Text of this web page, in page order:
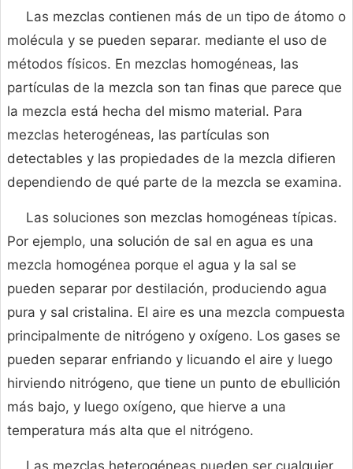
Las mezclas contienen más de un tipo de átomo o
molécula y se pueden separar. mediante el uso de
métodos físicos. En mezclas homogéneas, las
partículas de la mezcla son tan finas que parece que
la mezcla está hecha del mismo material. Para
mezclas heterogéneas, las partículas son
detectables y las propiedades de la mezcla difieren
dependiendo de qué parte de la mezcla se examina.
Las soluciones son mezclas homogéneas típicas.
Por ejemplo, una solución de sal en agua es una
mezcla homogénea porque el agua y la sal se
pueden separar por destilación, produciendo agua
pura y sal cristalina. El aire es una mezcla compuesta
principalmente de nitrógeno y oxígeno. Los gases se
pueden separar enfriando y licuando el aire y luego
hirviendo nitrógeno, que tiene un punto de ebullición
más bajo, y luego oxígeno, que hierve a una
temperatura más alta que el nitrógeno.